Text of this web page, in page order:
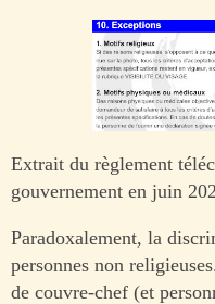
Extrait du règlement
gouvernement en juin
Paradoxalement, la
personnes non
de couvre-chef (et